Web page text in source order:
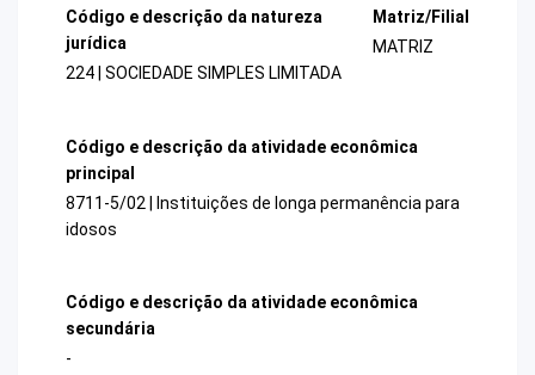
Código e descrição da natureza
jurídica
224 | SOCIEDADE SIMPLES LIMITADA
Matriz/Filial
MATRIZ
Código e descrição da atividade econômica
principal
8711-5/02 | Instituições de longa permanência para
idosos
Código e descrição da atividade econômica
secundária
-